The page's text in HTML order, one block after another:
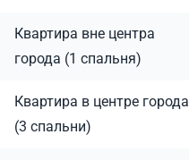
Квартира вне центра
города (1 спальня)
Квартира в центре города
(3 спальни)